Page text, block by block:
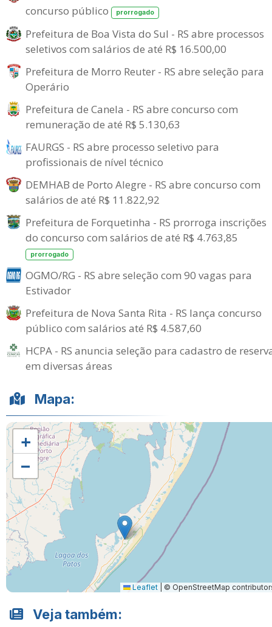
concurso público
prorrogado
Prefeitura de Boa Vista do Sul - RS abre processos
seletivos com salários de até R$ 16.500,00
Prefeitura de Morro Reuter - RS abre seleção para
Operário
Prefeitura de Canela - RS abre concurso com
remuneração de até R$ 5.130,63
FAURGS - RS abre processo seletivo para
profissionais de nível técnico
DEMHAB de Porto Alegre - RS abre concurso com
salários de até R$ 11.822,92
Prefeitura de Forquetinha - RS prorroga inscrições
do concurso com salários de até R$ 4.763,85
prorrogado
OGMO/RG - RS abre seleção com 90 vagas para
Estivador
Prefeitura de Nova Santa Rita - RS lança concurso
público com salários até R$ 4.587,60
HCPA - RS anuncia seleção para cadastro de
em diversas áreas
Mapa:
+
−
Leaflet © OpenStreetMap
Veja também: